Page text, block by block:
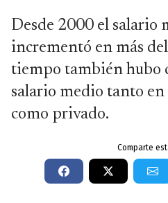
Desde 2000 el salario
incrementó en más
tiempo también hubo
salario medio tanto en
como privado.
Comparte